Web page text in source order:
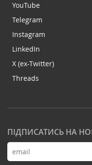
YouTube
Telegram
Instagram
LinkedIn
X (ex-Twitter)
Threads
ПІДПИСАТИСЬ НА